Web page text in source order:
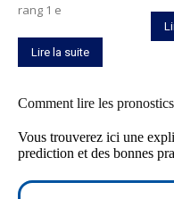
rang 1 e
Lire la suite
Comment lire les
Vous trouverez ici une
prediction et des bonnes